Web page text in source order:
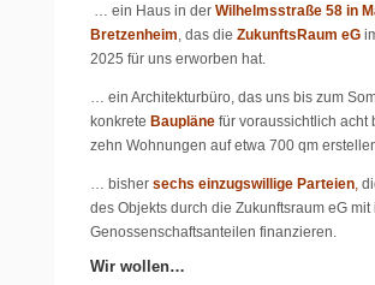
… ein Haus in der Wilhelmsstraße 58 in
Bretzenheim , das die ZukunftsRaum eG
2025 für uns erworben hat.
… ein Architekturbüro, das uns bis zum
konkrete Baupläne für voraussichtlich acht
zehn Wohnungen auf etwa 700 qm
… bisher sechs einzugswillige Parteien,
des Objekts durch die Zukunftsraum eG mit
Genossenschaftsanteilen finanzieren.
Wir wollen…